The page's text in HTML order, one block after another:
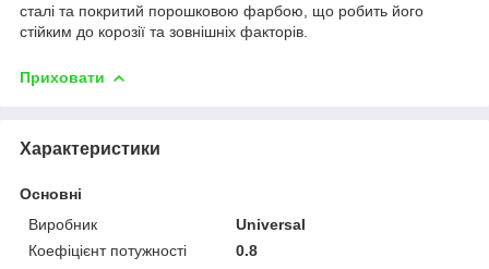
сталі та покритий порошковою фарбою, що робить його
стійким до корозії та зовнішніх факторів.
Приховати
Характеристики
Основні
Виробник
Universal
Коефіцієнт потужності
0.8